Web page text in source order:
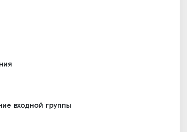
входной группы